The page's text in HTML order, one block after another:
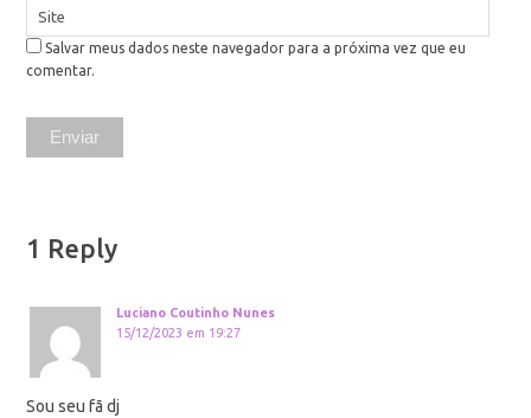
Site
Salvar meus dados neste navegador para a próxima vez que eu
comentar.
1 Reply
Luciano Coutinho Nunes
15/12/2023 em 19:27
Sou seu fã dj